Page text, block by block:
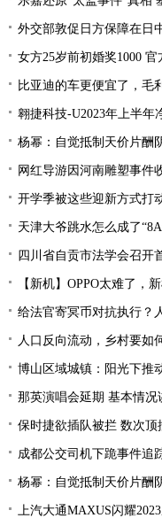
外交部敦促日方保障在日
女方25岁前初婚奖1000
比亚迪的车更便宜了，毛
翱捷科技-U2023年上半年
杨幂：自觉抵制天价片酬
网红导游因河南雕塑事件
开学季被这些迎新方式打
天津大爷跳水怎么成了
四川省自贡市法学会召开
【新机】OPPO太难了，
给法官寄冥币对抗执行？
人口反向流动，乡村要如
博山区域城镇：阳光下推
那英演唱会延期 基本情况
保时捷欲插队被拦 数次
成都公交司机下跪事件追
杨幂：自觉抵制天价片酬
上汽大通MAXUS闪耀2023成